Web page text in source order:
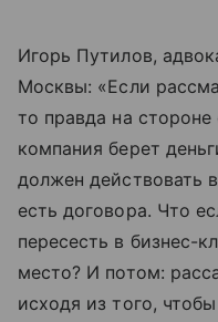
Игорь Путилов,
Москвы: «Если
то правда на
компания берет
должен действовать
есть договора. Что
пересесть в бизнес-
место? И потом:
исходя из того,